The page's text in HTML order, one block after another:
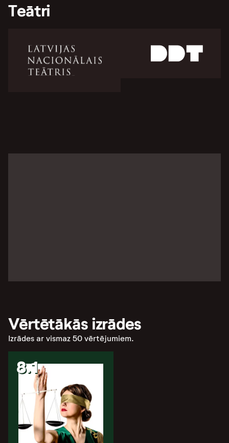
Teātri
Vērtētākās izrādes
Izrādes ar vismaz 50 vērtējumiem.
8.1